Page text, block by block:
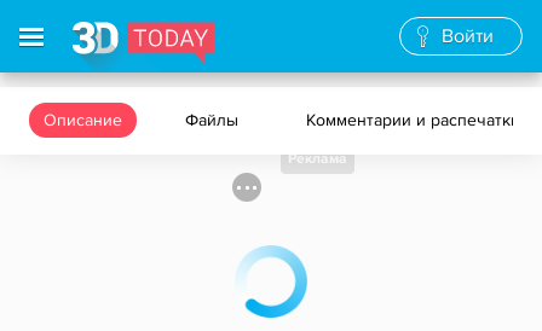
Войти
Описание Файлы Комментарии и распечатки
Реклама